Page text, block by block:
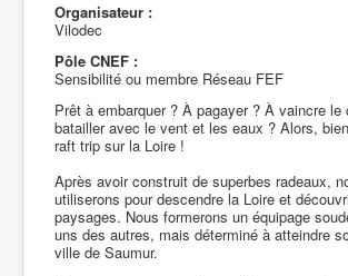
Organisateur :
Vilodec
Pôle CNEF :
Sensibilité ou membre Réseau FEF
Prêt à embarquer ? À pagayer ? À vaincre le
batailler avec le vent et les eaux ? Alors,
raft trip sur la Loire !
Après avoir construit de superbes radeaux,
utiliserons pour descendre la Loire et
paysages. Nous formerons un équipage
uns des autres, mais déterminé à atteindre
ville de Saumur.